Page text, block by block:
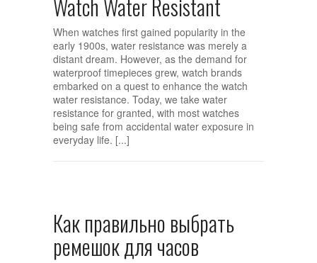
Watch Water Resistant
When watches first gained popularity in the
early 1900s, water resistance was merely a
distant dream. However, as the demand for
waterproof timepieces grew, watch brands
embarked on a quest to enhance the watch
water resistance. Today, we take water
resistance for granted, with most watches
being safe from accidental water exposure in
everyday life. [...]
Как правильно выбрать
ремешок для часов